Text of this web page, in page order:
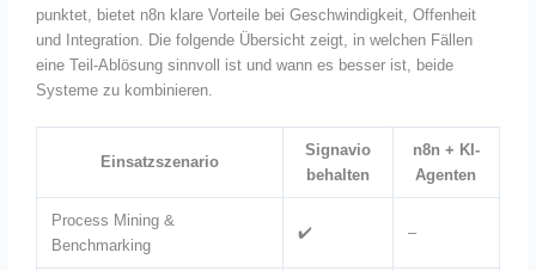
punktet, bietet n8n klare Vorteile bei Geschwindigkeit, Offenheit
und Integration. Die folgende Übersicht zeigt, in welchen Fällen
eine Teil-Ablösung sinnvoll ist und wann es besser ist, beide
Systeme zu kombinieren.
Einsatzszenario
Signavio
behalten
n8n + KI-
Agenten
Process Mining &
Benchmarking
✔️ –